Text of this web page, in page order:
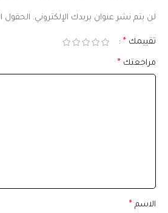
لن يتم نشر عنوان بريدك الإلكتروني. الحقول
تقييمك *
مراجعتك *
الاسم *